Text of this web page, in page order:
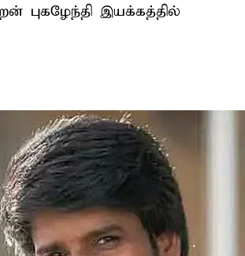
புகழேந்தி இயக்கத்தில்